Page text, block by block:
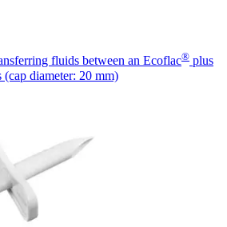
fluids between an Ecoflac® plus
(cap diameter: 20 mm)